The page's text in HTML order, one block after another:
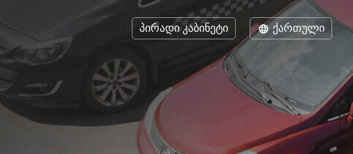
პირადი კაბინეტი ქართული